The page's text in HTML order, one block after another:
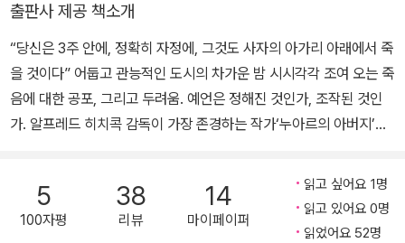
진의 이야기에 흥미를 느낀 숀은 형사라는 자신의 직업으로 그녀와
그녀의 아버지를 구해주기로 약속하고 상관인 맥마너스와 동료들과
함께 그 운명을 피하고자 고군분투한다. 그동안 이루어진 예언들을
거꾸로 추적하면서 예언이 실제로 이루어진 것인지, 아니면 조작된
다. 또한 공포에 떨고 있는 한 남자의 목숨을 구해야 한다. 그러나 꼬
리에 꼬리를 물고 이어지는 의문과 예언의 이면에 감춰진 거짓을 찾
가로서의 역량을 키웠다. 자신이 태어난 뉴욕을 무대로 긴박감 넘치
는 스토리에 도시인의 삶을 감성적으로 그리는 그의 작품은 이 시기
에 완성되며 현재까지도 ‘누아르 소설의 아버지’라고 불린다. 울리치
는 이백 편이 넘는 단편을 썼는데 대표적인 단편 중 하나인 「이창」(19
42)는 1954년에 히치콕에 의해 영화화되어 유명해졌다. 서스펜스
출판사 제공 책소개
“당신은 3주 안에, 정확히 자정에, 그것도 사자의 아가리 아래에서 죽
을 것이다” 어둡고 관능적인 도시의 차가운 밤 시시각각 조여 오는 죽
음에 대한 공포, 그리고 두려움. 예언은 정해진 것인가, 조작된 것인
가. 알프레드 히치콕 감독이 가장 존경하는 작가‘누아르의 아버지’코
는 작가인 ‘코넬 울리치’의 역작 <밤은 천 개의 눈을 가지고 있다>가
드디어 한국 독자들에게 소개된다. 1945년 미국에서 ‘조지 호플
리’라는 그의 필명으로 출간되어 영화로도 만들어졌던 이 소설은 국
5
100자평
38
리뷰
14
마이페이퍼
읽고 싶어요 1명
읽고 있어요 0명
읽었어요 52명